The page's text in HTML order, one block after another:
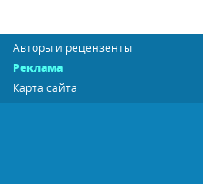
Авторы и рецензенты
Реклама
Карта сайта